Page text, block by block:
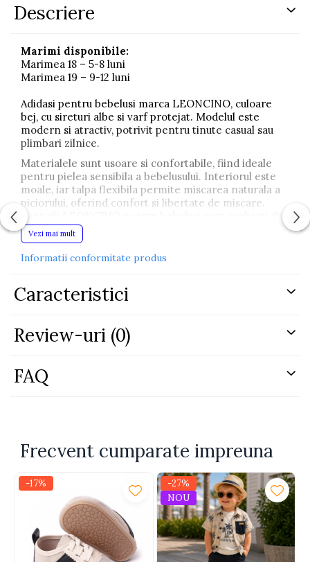
Descriere
Marimi disponibile:
Marimea 18 – 5-8 luni
Marimea 19 – 9-12 luni
Adidasi pentru bebelusi marca LEONCINO, culoare
bej, cu sireturi albe si varf protejat. Modelul este
modern si atractiv, potrivit pentru tinute casual sau
plimbari zilnice.
Materialele sunt usoare si confortabile, fiind ideale
pentru pielea sensibila a bebelusului. Interiorul este
moale, iar talpa flexibila permite miscarea naturala a
piciorului, oferind confort si libertate de miscare.
Pantofii LEONCINO pentru bebelusi sunt realizati din
materiale naturale. Designul special este conceput
pentru picioarele delicate ale bebelusilor. Sunt pantofi
comozi si eleganti, creati pentru a mentine
Vezi mai mult
Informatii conformitate produs
Caracteristici
Review-uri (0)
FAQ
Frecvent cumparate impreuna
-17%
-27%
NOU